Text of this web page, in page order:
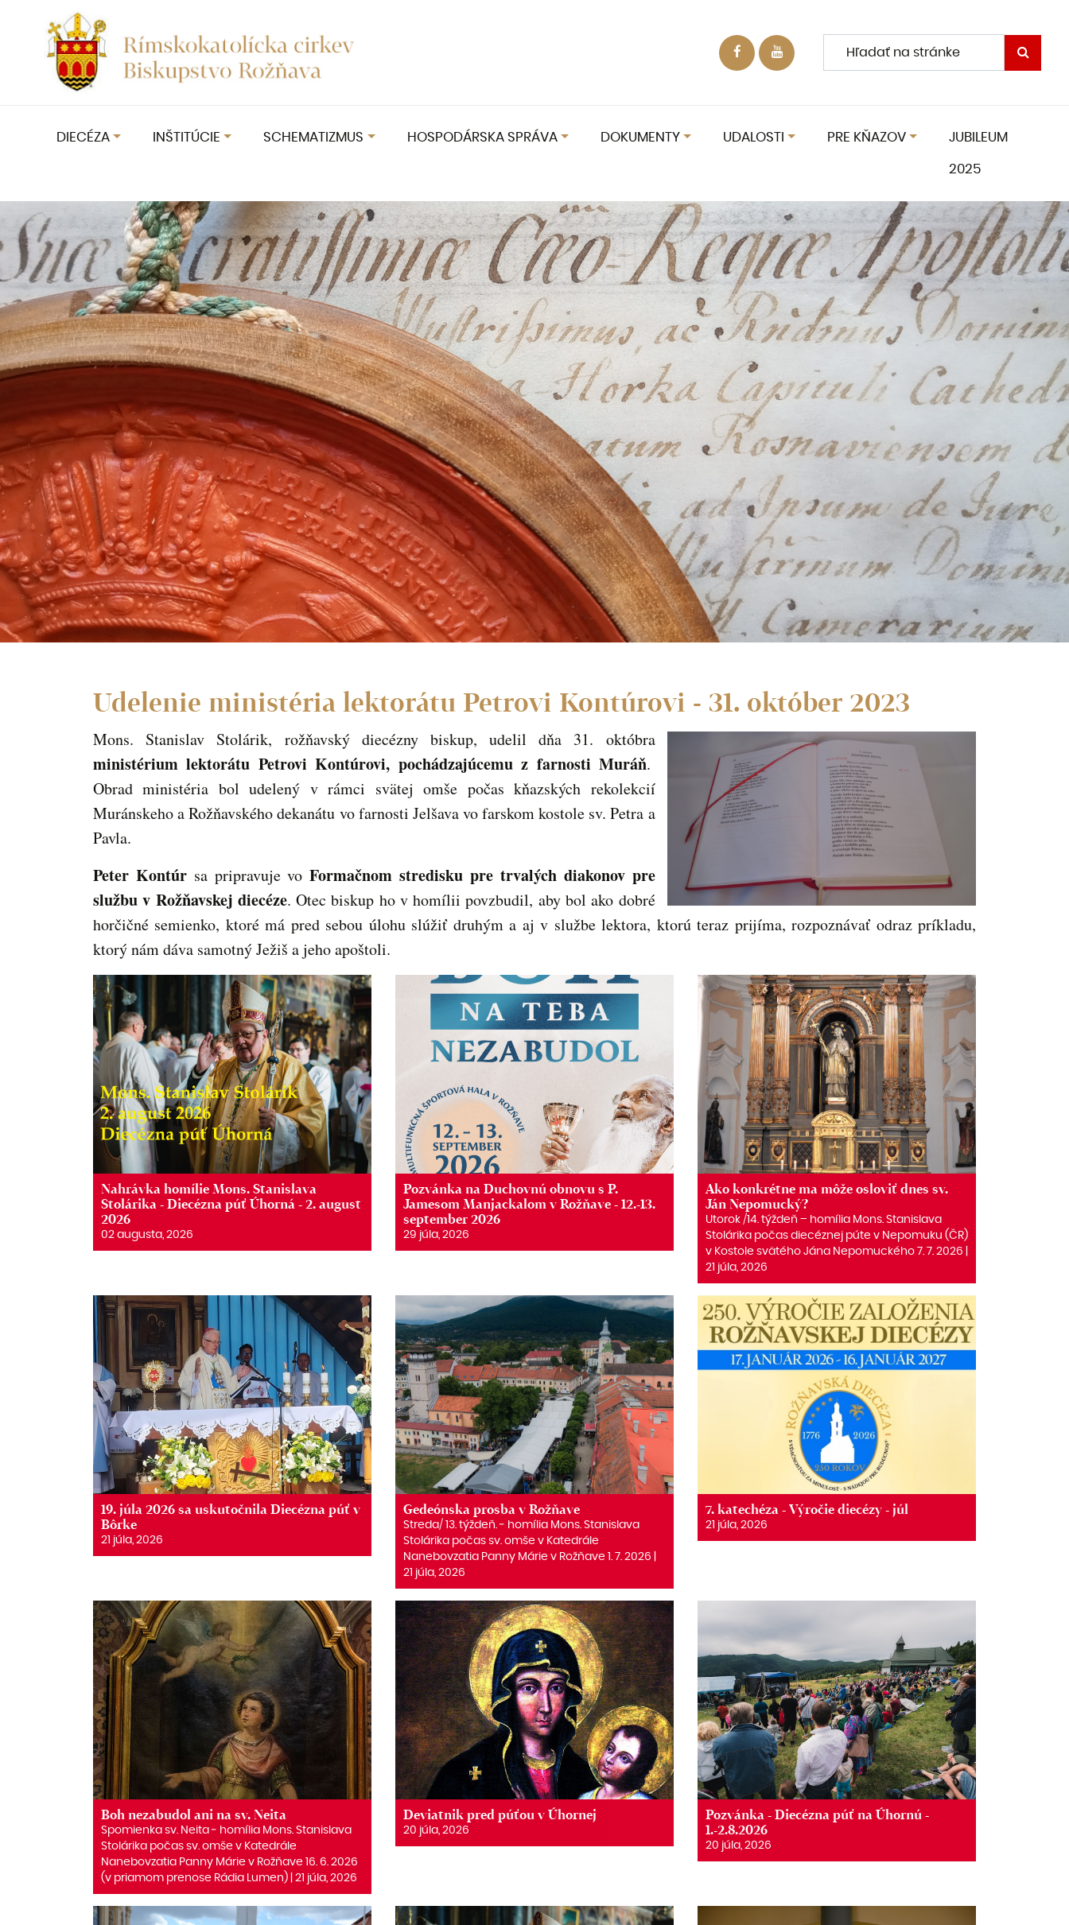
DIECÉZA INŠTITÚCIE SCHEMATIZMUS HOSPODÁRSKA SPRÁVA DOKUMENTY UDALOSTI PRE KŇAZOV JUBILEUM
2025
Udelenie ministéria lektorátu Petrovi Kontúrovi - 31. október 2023
Mons. Stanislav Stolárik, rožňavský diecézny biskup, udelil dňa 31. októbra
ministérium lektorátu Petrovi Kontúrovi, pochádzajúcemu z farnosti Muráň.
Obrad ministéria bol udelený v rámci svätej omše počas kňazských rekolekcií
Muránskeho a Rožňavského dekanátu vo farnosti Jelšava vo farskom kostole sv. Petra a
Pavla.
Peter Kontúrsa pripravuje voFormačnom stredisku pre trvalých diakonov pre
službu v Rožňavskej diecéze. Otec biskup ho v homílii povzbudil, aby bol ako dobré
horčičné semienko, ktoré má pred sebou úlohu slúžiť druhým a aj v službe lektora, ktorú teraz prijíma, rozpoznávať odraz príkladu,
ktorý nám dáva samotný Ježiš a jeho apoštoli.
Nahrávka homílie Mons. Stanislava
Stolárika - Diecézna púť Úhorná - 2. august
2026
02 augusta, 2026
Pozvánka na Duchovnú obnovu s P.
Jamesom Manjackalom v Rožňave - 12.-13.
september 2026
29 júla, 2026
Ako konkrétne ma môže osloviť dnes sv.
Ján Nepomucký?
Utorok /14. týždeň – homília Mons. Stanislava
Stolárika počas diecéznej púte v Nepomuku (ČR)
v Kostole svätého Jána Nepomuckého 7. 7. 2026 |
21 júla, 2026
19. júla 2026 sa uskutočnila Diecézna púť v
Bôrke
21 júla, 2026
Gedeónska prosba v Rožňave
Streda/ 13. týždeň. ‒ homília Mons. Stanislava
Stolárika počas sv. omše v Katedrále
Nanebovzatia Panny Márie v Rožňave 1. 7. 2026 |
21 júla, 2026
7. katechéza - Výročie diecézy - júl
21 júla, 2026
Boh nezabudol ani na sv. Neita
Spomienka sv. Neita ‒ homília Mons. Stanislava
Stolárika počas sv. omše v Katedrále
Nanebovzatia Panny Márie v Rožňave 16. 6. 2026
(v priamom prenose Rádia Lumen) | 21 júla, 2026
Deviatnik pred púťou v Úhornej
20 júla, 2026
Pozvánka - Diecézna púť na Úhornú -
1.-2.8.2026
20 júla, 2026